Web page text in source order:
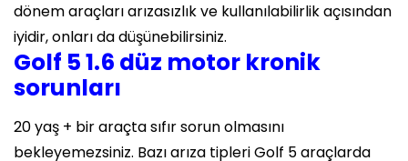
dönem araçları arızasızlık ve kullanılabilirlik açısından
iyidir, onları da düşünebilirsiniz.
Golf 5 1.6 düz motor kronik
sorunları
20 yaş + bir araçta sıfır sorun olmasını
bekleyemezsiniz. Bazı arıza tipleri Golf 5 araçlarda